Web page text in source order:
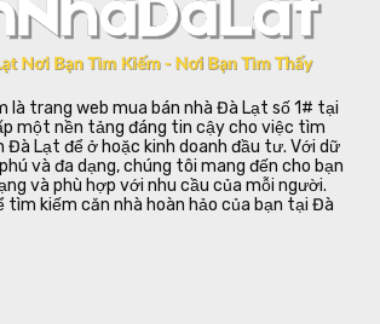
là trang web mua bán nhà Đà Lạt số 1# tại
một nền tảng đáng tin cậy cho việc tìm
Đà Lạt để ở hoặc kinh doanh đầu tư. Với dữ
và đa dạng, chúng tôi mang đến cho bạn
và phù hợp với nhu cầu của mỗi người.
tìm kiếm căn nhà hoàn hảo của bạn tại Đà